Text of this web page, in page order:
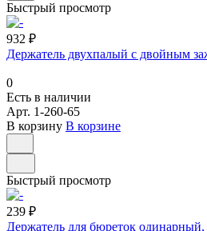
Быстрый просмотр
932 ₽
Держатель двухпалый с двойным
0
Есть в наличии
Арт. 1-260-65
В корзину В корзине
Быстрый просмотр
239 ₽
Держатель для бюреток одинарный,